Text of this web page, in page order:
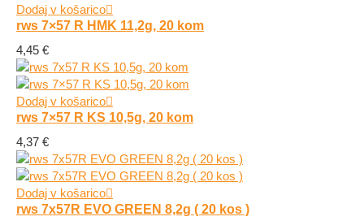
Dodaj v košarico
rws 7×57 R HMK 11,2g, 20 kom
4,45 €
Dodaj v košarico
rws 7×57 R KS 10,5g, 20 kom
4,37 €
Dodaj v košarico
rws 7x57R EVO GREEN 8,2g ( 20 kos )